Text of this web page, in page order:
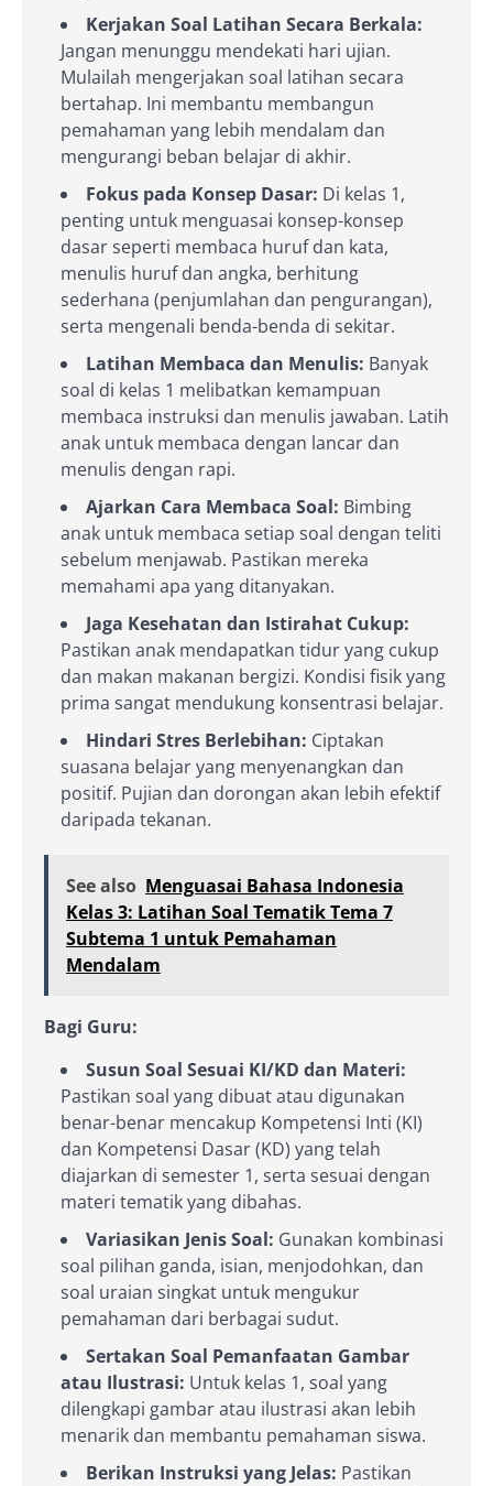
Kerjakan Soal Latihan Secara Berkala:
Jangan menunggu mendekati hari ujian.
Mulailah mengerjakan soal latihan secara
bertahap. Ini membantu membangun
pemahaman yang lebih mendalam dan
mengurangi beban belajar di akhir.
Fokus pada Konsep Dasar: Di kelas 1,
penting untuk menguasai konsep-konsep
dasar seperti membaca huruf dan kata,
menulis huruf dan angka, berhitung
sederhana (penjumlahan dan pengurangan),
serta mengenali benda-benda di sekitar.
Latihan Membaca dan Menulis: Banyak
soal di kelas 1 melibatkan kemampuan
membaca instruksi dan menulis jawaban. Latih
anak untuk membaca dengan lancar dan
menulis dengan rapi.
Ajarkan Cara Membaca Soal: Bimbing
anak untuk membaca setiap soal dengan teliti
sebelum menjawab. Pastikan mereka
memahami apa yang ditanyakan.
Jaga Kesehatan dan Istirahat Cukup:
Pastikan anak mendapatkan tidur yang cukup
dan makan makanan bergizi. Kondisi fisik yang
prima sangat mendukung konsentrasi belajar.
Hindari Stres Berlebihan: Ciptakan
suasana belajar yang menyenangkan dan
positif. Pujian dan dorongan akan lebih efektif
daripada tekanan.
See also Menguasai Bahasa Indonesia
Kelas 3: Latihan Soal Tematik Tema 7
Subtema 1 untuk Pemahaman
Mendalam
Bagi Guru:
Susun Soal Sesuai KI/KD dan Materi:
Pastikan soal yang dibuat atau digunakan
benar-benar mencakup Kompetensi Inti (KI)
dan Kompetensi Dasar (KD) yang telah
diajarkan di semester 1, serta sesuai dengan
materi tematik yang dibahas.
Variasikan Jenis Soal: Gunakan kombinasi
soal pilihan ganda, isian, menjodohkan, dan
soal uraian singkat untuk mengukur
pemahaman dari berbagai sudut.
Sertakan Soal Pemanfaatan Gambar
atau Ilustrasi: Untuk kelas 1, soal yang
dilengkapi gambar atau ilustrasi akan lebih
menarik dan membantu pemahaman siswa.
Berikan Instruksi yang Jelas: Pastikan